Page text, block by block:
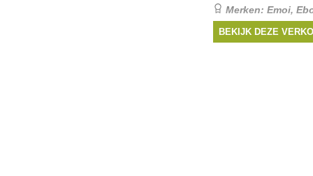
Merken: Emoi,
ReGen
BEKIJK DEZE